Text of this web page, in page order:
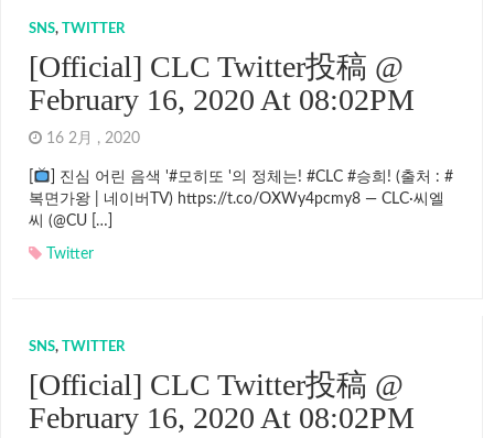
SNS, TWITTER
[Official] CLC Twitter投稿 @
February 16, 2020 At 08:02PM
16 2月 , 2020
] 진심 어린 음색 '#모히또 '의 정체는! #CLC #승희! (출처 : #
복면가왕 | 네이버TV) https://t.co/OXWy4pcmy8 — CLC·씨엘
씨 (@CU […]
Twitter
SNS, TWITTER
[Official] CLC Twitter投稿 @
February 16, 2020 At 08:02PM